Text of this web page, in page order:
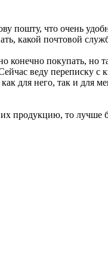
пошту, что очень
какой почтовой
конечно покупать,
веду переписку
для него, так и для
продукцию, то лучше